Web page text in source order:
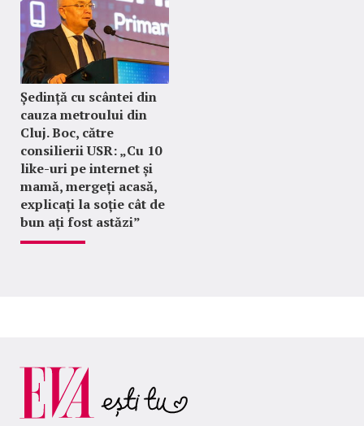
Ședință cu scântei din
cauza metroului din
Cluj. Boc, către
consilierii USR: „Cu 10
like-uri pe internet și
mamă, mergeți acasă,
explicați la soție cât de
bun ați fost astăzi”